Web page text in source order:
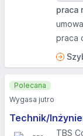
praca
praca
Technik/
TBS
Polecana
Wygasa jutro